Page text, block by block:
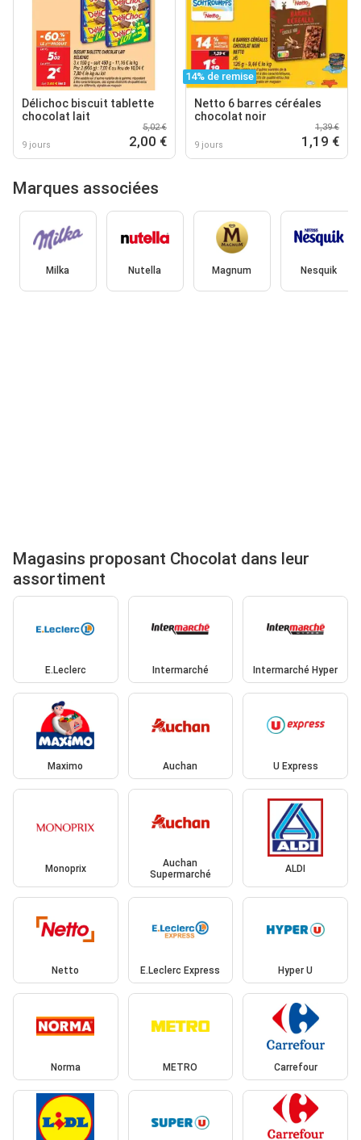
Délichoc biscuit tablette
chocolat lait
9 jours
5,02 €
2,00 €
14% de remise
Netto 6 barres céréales
chocolat noir
9 jours
1,39 €
1,19 €
Marques associées
Milka Nutella Magnum Nesquik
Magasins proposant Chocolat dans leur
assortiment
E.Leclerc Intermarché Intermarché Hyper
Maximo Auchan U Express
Monoprix
Auchan
Supermarché
ALDI
Netto E.Leclerc Express Hyper U
Norma METRO Carrefour